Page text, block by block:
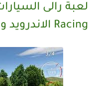
Racing الاندرويد والايفون